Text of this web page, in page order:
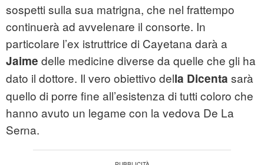
sospetti sulla sua matrigna, che nel frattempo
continuerà ad avvelenare il consorte. In
particolare l’ex istruttrice di Cayetana darà a
Jaime delle medicine diverse da quelle che gli ha
dato il dottore. Il vero obiettivo della Dicenta sarà
quello di porre fine all’esistenza di tutti coloro che
hanno avuto un legame con la vedova De La
Serna.